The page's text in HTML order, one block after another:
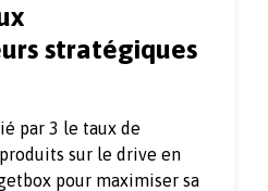
stratégiques
par 3 le taux de
sur le drive en
pour maximiser sa